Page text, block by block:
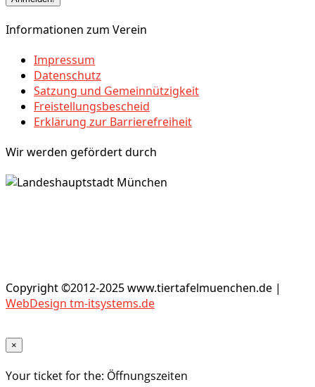
Informationen zum Verein
Impressum
Datenschutz
Satzung und Gemeinnützigkeit
Freistellungsbescheid
Erklärung zur Barrierefreiheit
Wir werden gefördert durch
Copyright ©2012-2025 www.tiertafelmuenchen.de |
WebDesign tm-itsystems.de
×
Your ticket for the: Öffnungszeiten